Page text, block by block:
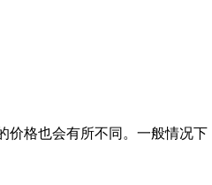
价格也会有所不同。一般情况